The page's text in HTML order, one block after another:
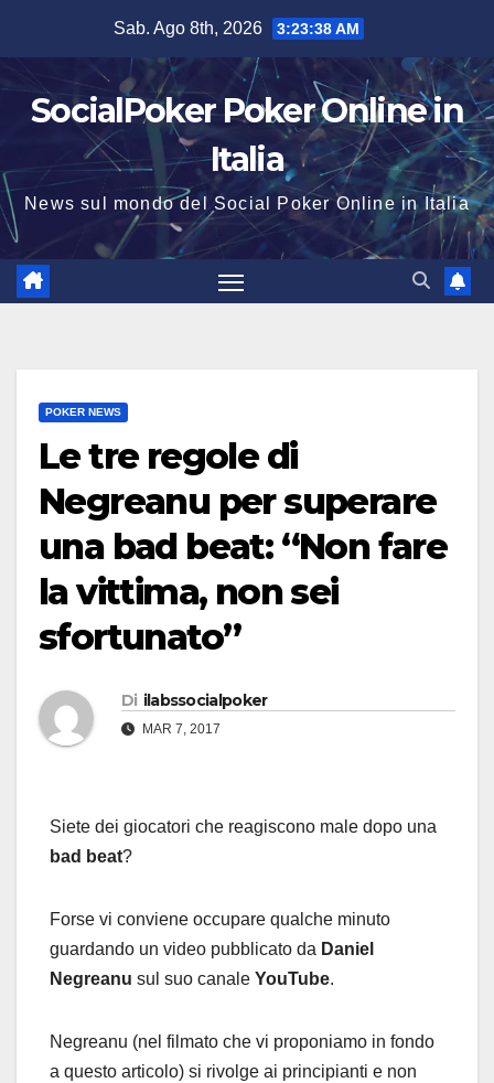
contenuto
Sab. Ago 8th, 2026 3:23:38 AM
SocialPoker Poker Online in
Italia
News sul mondo del Social Poker Online in Italia
POKER NEWS
Le tre regole di
Negreanu per superare
una bad beat: “Non fare
la vittima, non sei
sfortunato”
Di ilabssocialpoker
MAR 7, 2017
Siete dei giocatori che reagiscono male dopo una
bad beat?
Forse vi conviene occupare qualche minuto
guardando un video pubblicato da Daniel
Negreanu sul suo canale YouTube.
Negreanu (nel filmato che vi proponiamo in fondo
a questo articolo) si rivolge ai principianti e non